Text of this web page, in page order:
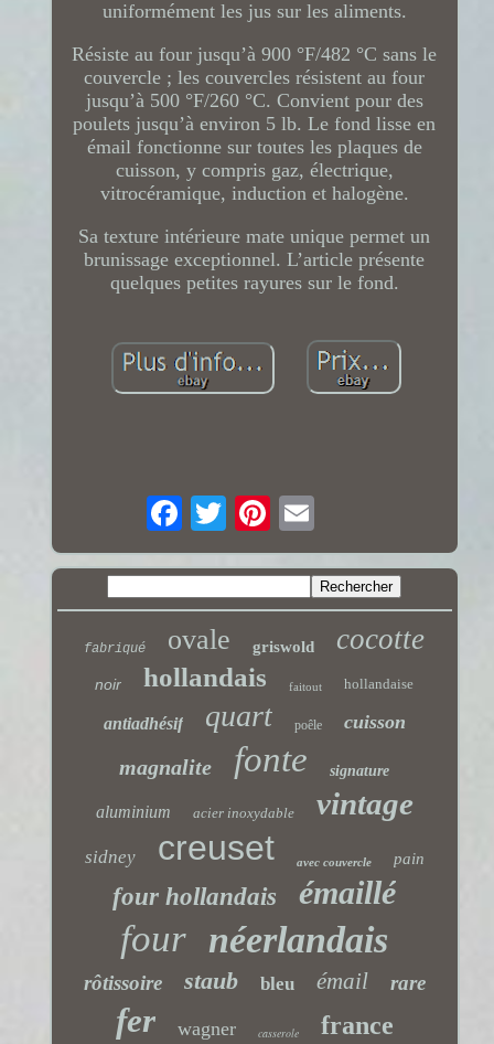
uniformément les jus sur les aliments.
Résiste au four jusqu’à 900 °F/482 °C sans le
couvercle ; les couvercles résistent au four
jusqu’à 500 °F/260 °C. Convient pour des
poulets jusqu’à environ 5 lb. Le fond lisse en
émail fonctionne sur toutes les plaques de
cuisson, y compris gaz, électrique,
vitrocéramique, induction et halogène.
Sa texture intérieure mate unique permet un
brunissage exceptionnel. L’article présente
quelques petites rayures sur le fond.
fabriqué ovale griswold cocotte
noir hollandais faitout hollandaise
antiadhésif quart poêle cuisson
magnalite fonte signature
aluminium acier inoxydable vintage
sidney creuset avec couvercle pain
four hollandais émaillé
four néerlandais
rôtissoire staub bleu émail rare
fer wagner casserole france